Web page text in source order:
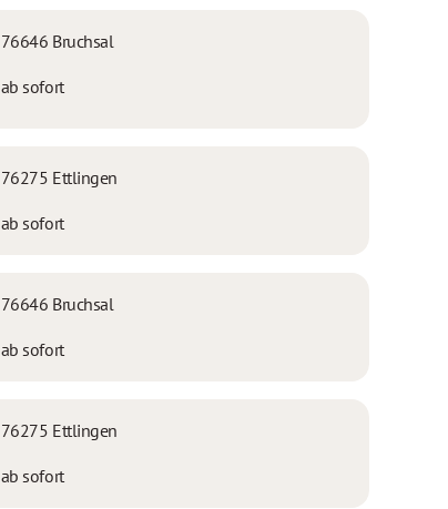
76646 Bruchsal
ab sofort
76275 Ettlingen
ab sofort
76646 Bruchsal
ab sofort
76275 Ettlingen
ab sofort